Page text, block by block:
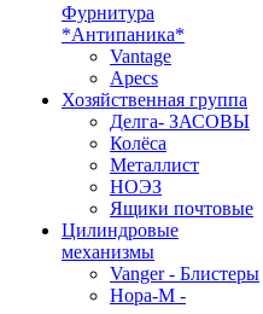
Фурнитура
*Антипаника*
Vantage
Apecs
Хозяйственная группа
Делга- ЗАСОВЫ
Колёса
Металлист
НОЭЗ
Ящики почтовые
Цилиндровые
механизмы
Vanger - Блистеры
Нора-М -